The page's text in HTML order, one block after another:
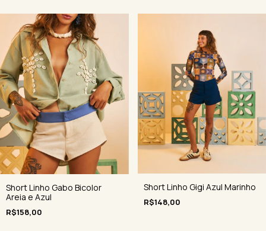
Short Linho Gabo Bicolor
Areia e Azul
R$158,00
Short Linho Gigi Azul Marinho
R$148,00